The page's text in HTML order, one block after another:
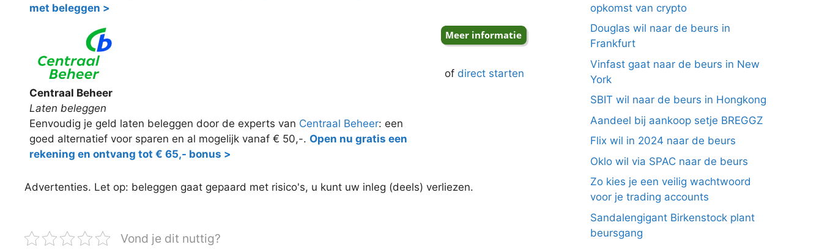
met beleggen >
Centraal Beheer
Laten beleggen
Eenvoudig je geld laten beleggen door de experts van Centraal Beheer: een
goed alternatief voor sparen en al mogelijk vanaf € 50,-. Open nu gratis een
rekening en ontvang tot € 65,- bonus >
of direct starten
Advertenties. Let op: beleggen gaat gepaard met risico's, u kunt uw inleg (deels) verliezen.
Vond je dit nuttig?
opkomst van crypto
Douglas wil naar de beurs in
Frankfurt
Vinfast gaat naar de beurs in New
York
SBIT wil naar de beurs in Hongkong
Aandeel bij aankoop setje BREGGZ
Flix wil in 2024 naar de beurs
Oklo wil via SPAC naar de beurs
Zo kies je een veilig wachtwoord
voor je trading accounts
Sandalengigant Birkenstock plant
beursgang